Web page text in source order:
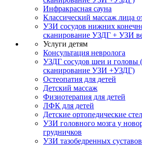
Инфракрасная сауна
Классический массаж лица
УЗИ сосудов нижних
сканирование УЗДГ + УЗИ
Услуги детям
Консультация невролога
УЗДГ сосудов шеи и головы
сканирование УЗИ +УЗДГ)
Остеопатия для детей
Детский массаж
Физиотерапия для детей
ЛФК для детей
Детские ортопедические
УЗИ головного мозга у
грудничков
УЗИ тазобедренных